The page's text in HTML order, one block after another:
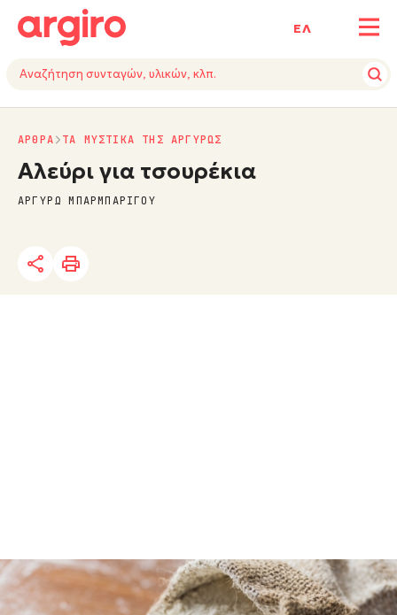
ΕΛ
ΑΡΘΡΑ ΤΑ ΜΥΣΤΙΚΑ ΤΗΣ ΑΡΓΥΡΩΣ
Αλεύρι για τσουρέκια
ΑΡΓΥΡΩ ΜΠΑΡΜΠΑΡΙΓΟΥ